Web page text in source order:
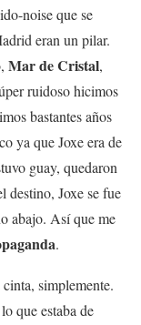
noise que se
eran un pilar.
Mar de Cristal,
ruidoso hicimos
bastantes años
ya que Joxe era de
guay, quedaron
destino, Joxe se fue
abajo. Así que me
.
simplemente.
que estaba de